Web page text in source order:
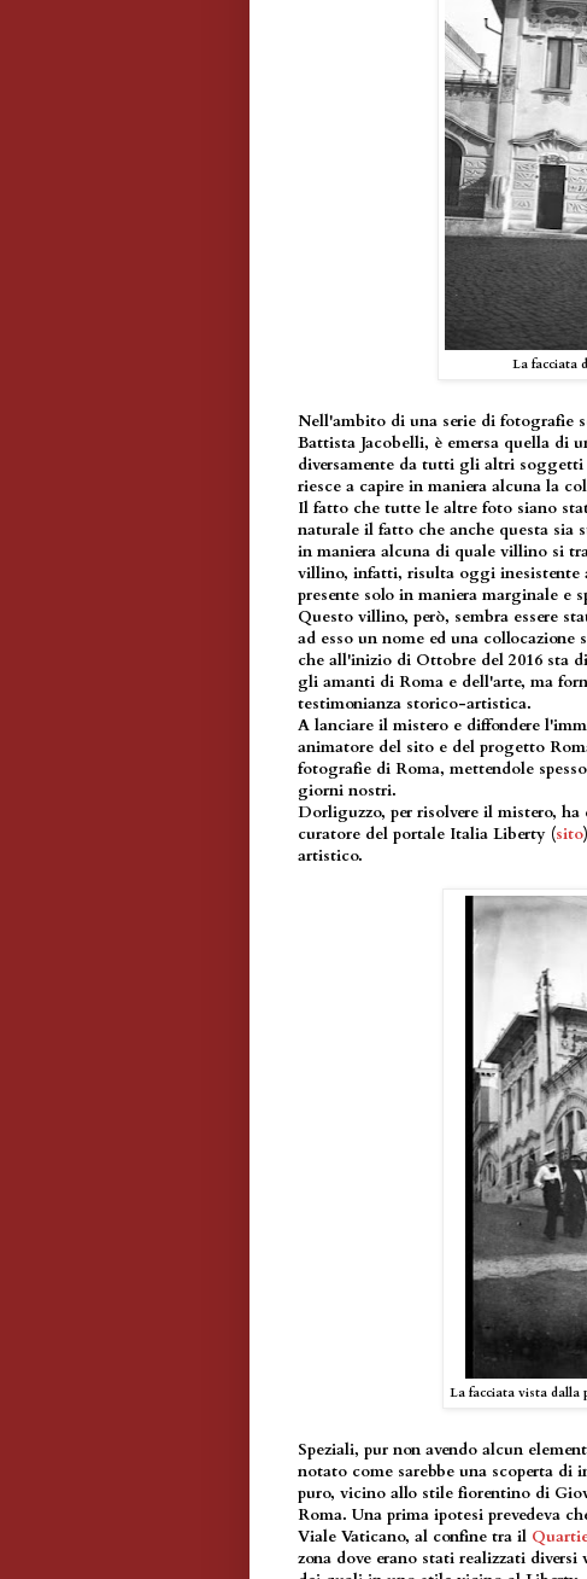
La facciata
Nell'ambito di una serie di fotografie
Battista Jacobelli, è emersa quella di
diversamente da tutti gli altri
riesce a capire in maniera alcuna la
Il fatto che tutte le altre foto siano
naturale il fatto che anche questa sia
in maniera alcuna di quale villino si
villino, infatti, risulta oggi
presente solo in maniera marginale e
Questo villino, però, sembra essere
ad esso un nome ed una
che all'inizio di Ottobre del 2016 sta
gli amanti di Roma e dell'arte, ma
testimonianza storico-artistica.
A lanciare il mistero e diffondere
animatore del sito e del progetto
fotografie di Roma, mettendole
giorni nostri.
Dorliguzzo, per risolvere il mistero,
curatore del portale Italia Liberty (sito
artistico.
La facciata vista dalla
Speziali, pur non avendo alcun
notato come sarebbe una scoperta
puro, vicino allo stile fiorentino di
Roma. Una prima ipotesi prevedeva
Viale Vaticano, al confine tra il
zona dove erano stati realizzati